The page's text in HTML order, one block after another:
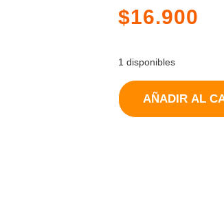
$16.900
1 disponibles
AÑADIR AL